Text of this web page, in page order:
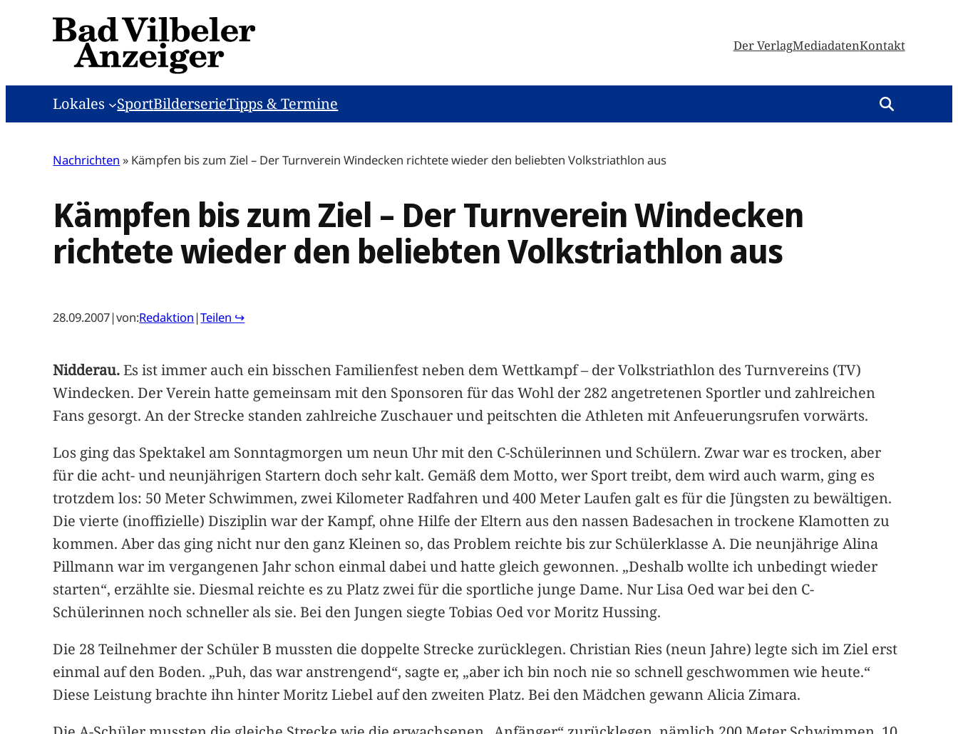
Der VerlagMediadatenKontakt
Lokales SportBilderserieTipps & Termine
Nachrichten » Kämpfen bis zum Ziel – Der Turnverein Windecken richtete wieder den beliebten Volkstriathlon aus
Kämpfen bis zum Ziel – Der Turnverein Windecken
richtete wieder den beliebten Volkstriathlon aus
28.09.2007|von:Redaktion |Teilen ↪
Nidderau.Es ist immer auch ein bisschen Familienfest neben dem Wettkampf – der Volkstriathlon des Turnvereins (TV)
Windecken. Der Verein hatte gemeinsam mit den Sponsoren für das Wohl der 282 angetretenen Sportler und zahlreichen
Fans gesorgt. An der Strecke standen zahlreiche Zuschauer und peitschten die Athleten mit Anfeuerungsrufen vorwärts.
Los ging das Spektakel am Sonntagmorgen um neun Uhr mit den C-Schülerinnen und Schülern. Zwar war es trocken, aber
für die acht- und neunjährigen Startern doch sehr kalt. Gemäß dem Motto, wer Sport treibt, dem wird auch warm, ging es
trotzdem los: 50 Meter Schwimmen, zwei Kilometer Radfahren und 400 Meter Laufen galt es für die Jüngsten zu bewältigen.
Die vierte (inoffizielle) Disziplin war der Kampf, ohne Hilfe der Eltern aus den nassen Badesachen in trockene Klamotten zu
kommen. Aber das ging nicht nur den ganz Kleinen so, das Problem reichte bis zur Schülerklasse A. Die neunjährige Alina
Pillmann war im vergangenen Jahr schon einmal dabei und hatte gleich gewonnen. „Deshalb wollte ich unbedingt wieder
starten“, erzählte sie. Diesmal reichte es zu Platz zwei für die sportliche junge Dame. Nur Lisa Oed war bei den C-
Schülerinnen noch schneller als sie. Bei den Jungen siegte Tobias Oed vor Moritz Hussing.
Die 28 Teilnehmer der Schüler B mussten die doppelte Strecke zurücklegen. Christian Ries (neun Jahre) legte sich im Ziel erst
einmal auf den Boden. „Puh, das war anstrengend“, sagte er, „aber ich bin noch nie so schnell geschwommen wie heute.“
Diese Leistung brachte ihn hinter Moritz Liebel auf den zweiten Platz. Bei den Mädchen gewann Alicia Zimara.